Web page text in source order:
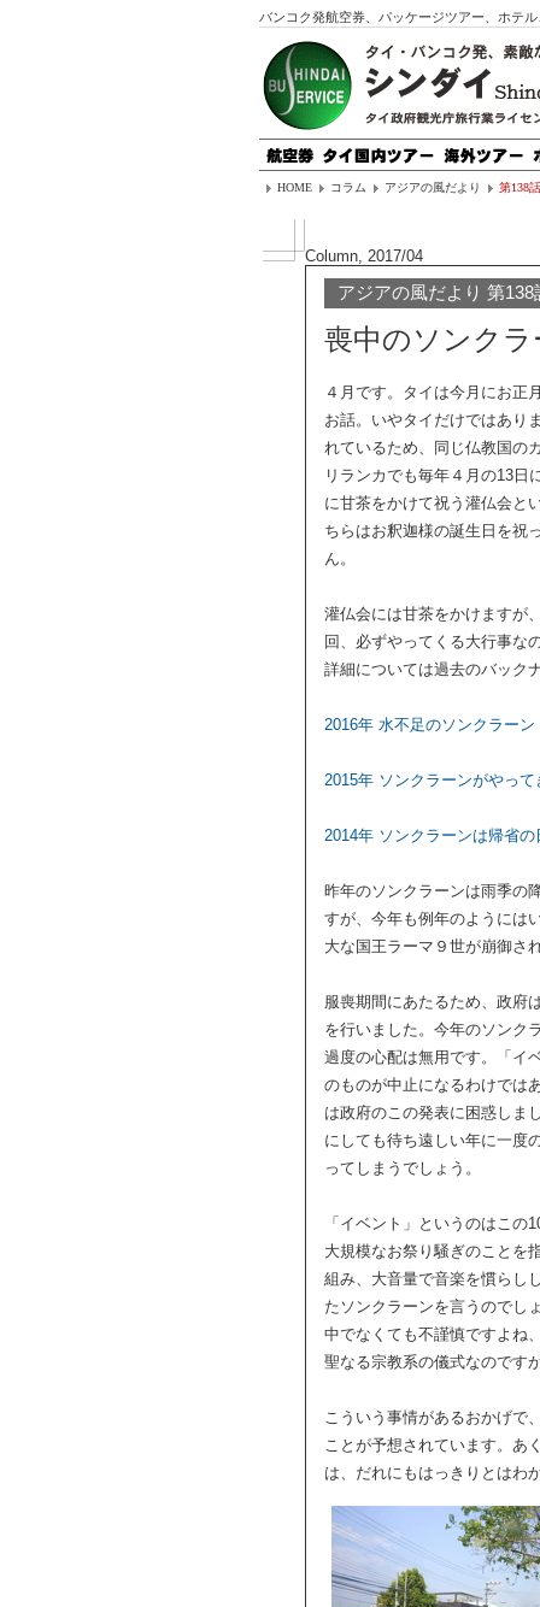
バンコク発航空券、パッケージツアー、ホテ
HOME コラム アジアの風だより 第138
Column, 2017/04
アジアの風だより 第138
喪中のソンクラ
４月です。タイは今月にお正
お話。いやタイだけではあり
れているため、同じ仏教国の
リランカでも毎年４月の13日
に甘茶をかけて祝う灌仏会と
ちらはお釈迦様の誕生日を祝
ん。
灌仏会には甘茶をかけますが
回、必ずやってくる大行事な
詳細については過去のバック
2016年 水不足のソンクラーン
2015年 ソンクラーンがやって
2014年 ソンクラーンは帰省の
昨年のソンクラーンは雨季の
すが、今年も例年のようには
大な国王ラーマ９世が崩御さ
服喪期間にあたるため、政府
を行いました。今年のソンク
過度の心配は無用です。「イ
のものが中止になるわけでは
は政府のこの発表に困惑しま
にしても待ち遠しい年に一度
ってしまうでしょう。
「イベント」というのはこ
大規模なお祭り騒ぎのことを
組み、大音量で音楽を慣らし
たソンクラーンを言うのでし
中でなくても不謹慎ですよね
聖なる宗教系の儀式なのです
こういう事情があるおかげで
ことが予想されています。あ
は、だれにもはっきりとは